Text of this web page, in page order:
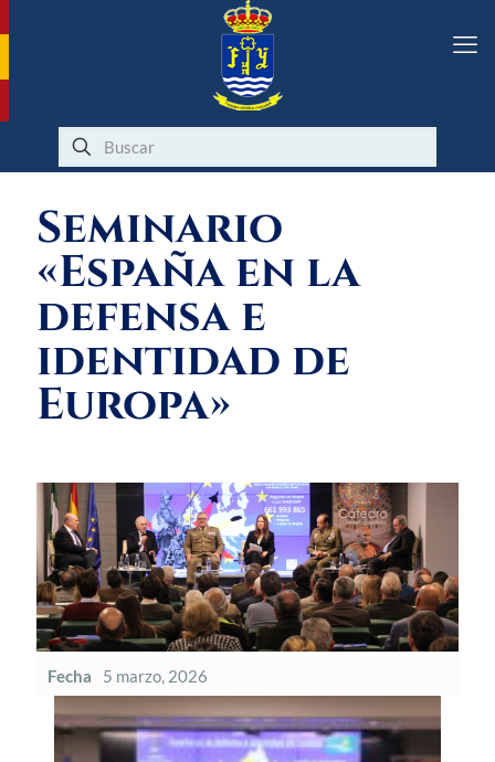
Seminario
«España en la
defensa e
identidad de
Europa»
Fecha 5 marzo, 2026